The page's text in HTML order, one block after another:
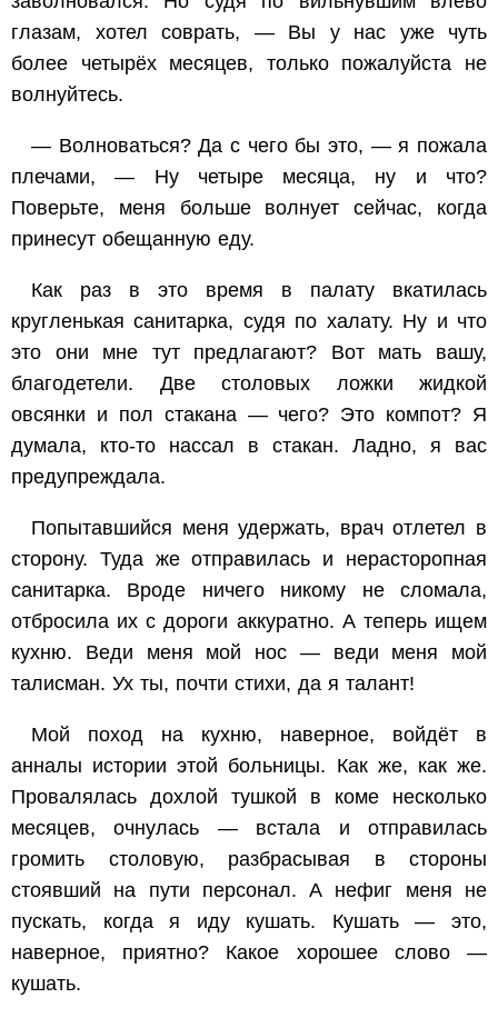
глазам, хотел соврать, — Вы у нас уже чуть
более четырёх месяцев, только пожалуйста не
волнуйтесь.
— Волноваться? Да с чего бы это, — я пожала
плечами, — Ну четыре месяца, ну и что?
Поверьте, меня больше волнует сейчас, когда
принесут обещанную еду.
Как раз в это время в палату вкатилась
кругленькая санитарка, судя по халату. Ну и что
это они мне тут предлагают? Вот мать вашу,
благодетели. Две столовых ложки жидкой
овсянки и пол стакана — чего? Это компот? Я
думала, кто-то нассал в стакан. Ладно, я вас
предупреждала.
Попытавшийся меня удержать, врач отлетел в
сторону. Туда же отправилась и нерасторопная
санитарка. Вроде ничего никому не сломала,
отбросила их с дороги аккуратно. А теперь ищем
кухню. Веди меня мой нос — веди меня мой
талисман. Ух ты, почти стихи, да я талант!
Мой поход на кухню, наверное, войдёт в
анналы истории этой больницы. Как же, как же.
Провалялась дохлой тушкой в коме несколько
месяцев, очнулась — встала и отправилась
громить столовую, разбрасывая в стороны
стоявший на пути персонал. А нефиг меня не
пускать, когда я иду кушать. Кушать — это,
наверное, приятно? Какое хорошее слово —
кушать.